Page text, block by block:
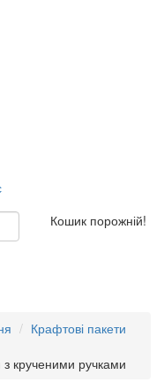
Кошик порожній!
Крафтові пакети
крученими ручками